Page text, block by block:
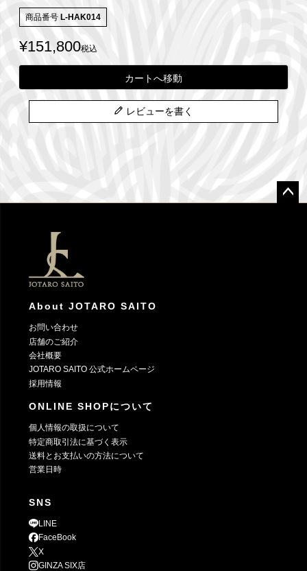
商品番号 L-HAK014
¥151,800税込
カートへ移動
レビューを書く
About JOTARO SAITO
お問い合わせ
店舗のご紹介
会社概要
JOTARO SAITO 公式ホームページ
採用情報
ONLINE SHOPについて
個人情報の取扱について
特定商取引法に基づく表示
送料とお支払いの方法について
営業日時
SNS
LINE
FaceBook
X
GINZA SIX店